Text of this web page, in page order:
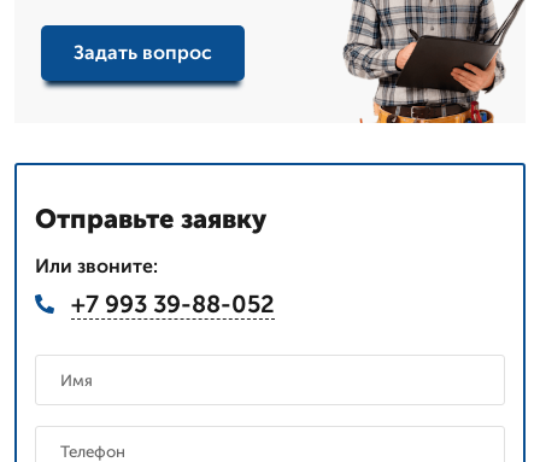
Задать вопрос
Отправьте заявку
Или звоните:
+7 993 39-88-052